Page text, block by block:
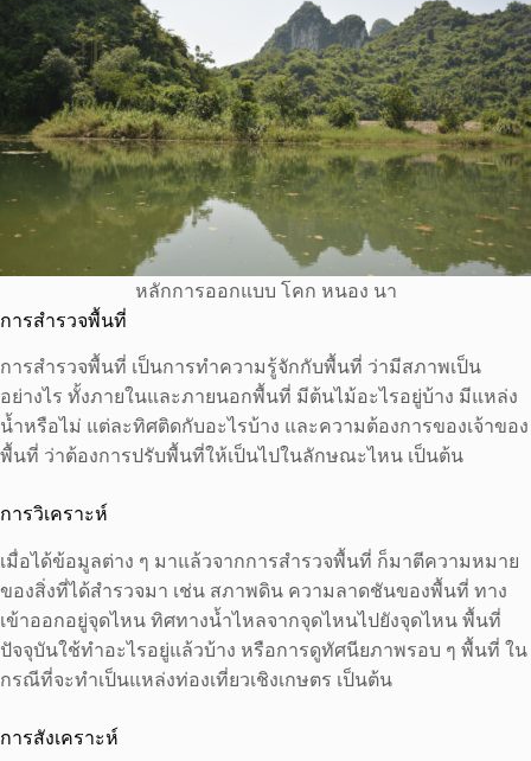
หลักการออกแบบ โคก หนอง นา
การสำรวจพื้นที่
การสำรวจพื้นที่ เป็นการทำความรู้จักกับพื้นที่ ว่ามีสภาพเป็น
อย่างไร ทั้งภายในและภายนอกพื้นที่ มีต้นไม้อะไรอยู่บ้าง มีแหล่ง
น้ำหรือไม่ แต่ละทิศติดกับอะไรบ้าง และความต้องการของเจ้าของ
พื้นที่ ว่าต้องการปรับพื้นที่ให้เป็นไปในลักษณะไหน เป็นต้น
การวิเคราะห์
เมื่อได้ข้อมูลต่าง ๆ มาแล้วจากการสำรวจพื้นที่ ก็มาตีความหมาย
ของสิ่งที่ได้สำรวจมา เช่น สภาพดิน ความลาดชันของพื้นที่ ทาง
เข้าออกอยู่จุดไหน ทิศทางน้ำไหลจากจุดไหนไปยังจุดไหน พื้นที่
ปัจจุบันใช้ทำอะไรอยู่แล้วบ้าง หรือการดูทัศนียภาพรอบ ๆ พื้นที่ ใน
กรณีที่จะทำเป็นแหล่งท่องเที่ยวเชิงเกษตร เป็นต้น
การสังเคราะห์